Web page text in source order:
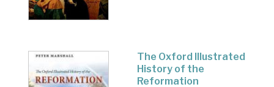
The Oxford Illustrated
History of the
Reformation